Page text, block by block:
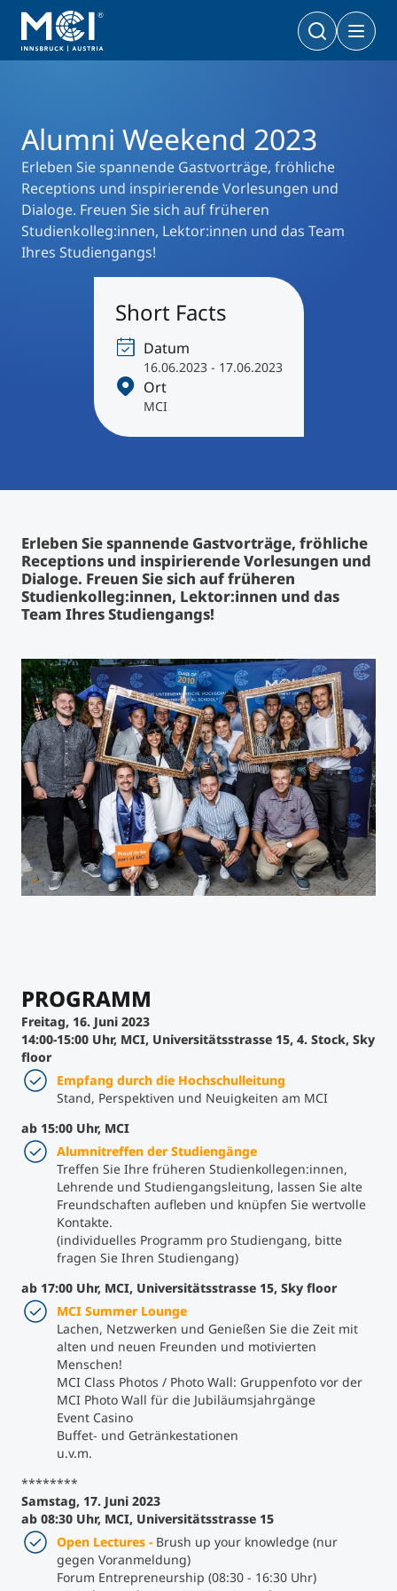
Wirtschaft & Gesellschaft
Technologie & Life Sciences
Master
Wirtschaft & Gesellschaft
Technologie & Life Sciences
Berufsbegleitend studieren
Ein Studium, das zu Ihnen passt
International studieren
An über 300 Partneruniversitäten
Studienberatung
Study Finder Bachelor/Master
Technologie & Life Sciences
Doktorat
Kooperationsmöglichkeiten
Entrepreneurship & Start-ups
Forschung am MCI
PhD | DBA
Executive Master
MBA | MSC | LL. M.
Executive Bachelor Online
Zertifikats-Lehrgänge
Micro Degrees
Masterclasses
Technische Weiterbildung
Maßgeschneiderte Programme
Studienberatung
Executive Education Finder
Alumni Weekend 2023
Erleben Sie spannende Gastvorträge, fröhliche
Receptions und inspirierende Vorlesungen und
Dialoge. Freuen Sie sich auf früheren
Studienkolleg:innen, Lektor:innen und das Team
Ihres Studiengangs!
Short Facts
Datum
16.06.2023 - 17.06.2023
Ort
MCI
Erleben Sie spannende Gastvorträge, fröhliche
Receptions und inspirierende Vorlesungen und
Dialoge. Freuen Sie sich auf früheren
Studienkolleg:innen, Lektor:innen und das
Team Ihres Studiengangs!
PROGRAMM
Freitag, 16. Juni 2023
14:00-15:00 Uhr, MCI, Universitätsstrasse 15, 4. Stock, Sky
floor
Empfang durch die Hochschulleitung
Stand, Perspektiven und Neuigkeiten am MCI
ab 15:00 Uhr, MCI
Alumnitreffen der Studiengänge
Treffen Sie Ihre früheren Studienkollegen:innen,
Lehrende und Studiengangsleitung, lassen Sie alte
Freundschaften aufleben und knüpfen Sie wertvolle
Kontakte.
(individuelles Programm pro Studiengang, bitte
fragen Sie Ihren Studiengang)
ab 17:00 Uhr, MCI, Universitätsstrasse 15, Sky floor
MCI Summer Lounge
Lachen, Netzwerken und Genießen Sie die Zeit mit
alten und neuen Freunden und motivierten
Menschen!
MCI Class Photos / Photo Wall: Gruppenfoto vor der
MCI Photo Wall für die Jubiläumsjahrgänge
Event Casino
Buffet- und Getränkestationen
u.v.m.
********
Samstag, 17. Juni 2023
ab 08:30 Uhr, MCI, Universitätsstrasse 15
Open Lectures - Brush up your knowledge (nur
gegen Voranmeldung)
Forum Entrepreneurship (08:30 - 16:30 Uhr)